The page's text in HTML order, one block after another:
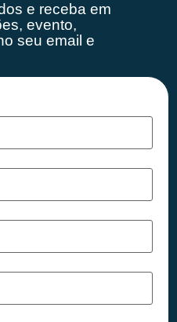
e receba em
evento,
seu email e